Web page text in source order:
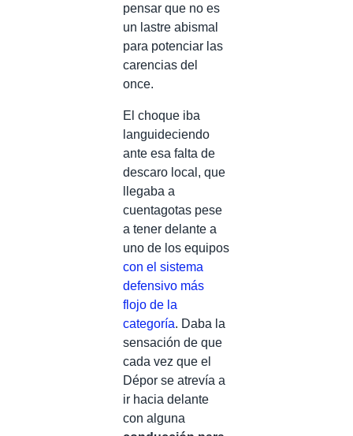
pensar que no es
un lastre abismal
para potenciar las
carencias del
once.
El choque iba
languideciendo
ante esa falta de
descaro local, que
llegaba a
cuentagotas pese
a tener delante a
uno de los equipos
con el sistema
defensivo más
flojo de la
categoría. Daba la
sensación de que
cada vez que el
Dépor se atrevía a
ir hacia delante
con alguna